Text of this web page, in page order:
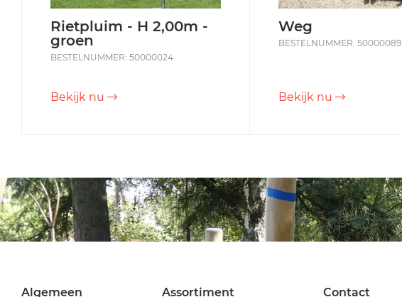
Rietpluim - H 2,00m -
groen
BESTELNUMMER: 50000024
Bekijk nu
Weg
BESTELNUMMER: 50000089
Bekijk nu
Algemeen Assortiment Contact